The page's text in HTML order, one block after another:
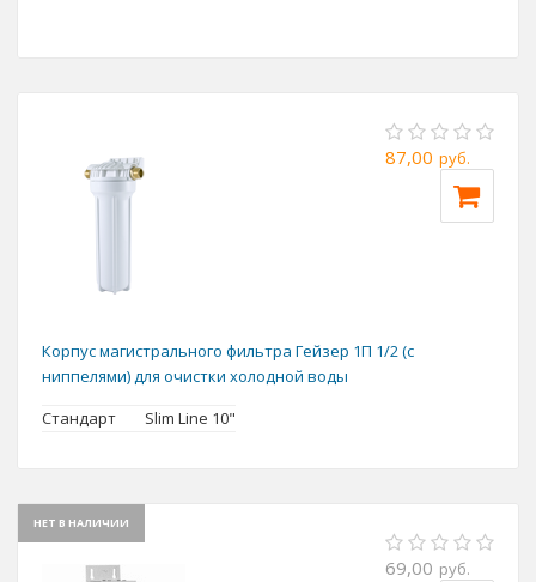
87,00 руб.
Корпус магистрального фильтра Гейзер 1П 1/2 (с
ниппелями) для очистки холодной воды
Стандарт
Slim Line 10"
НЕТ В НАЛИЧИИ
69,00 руб.